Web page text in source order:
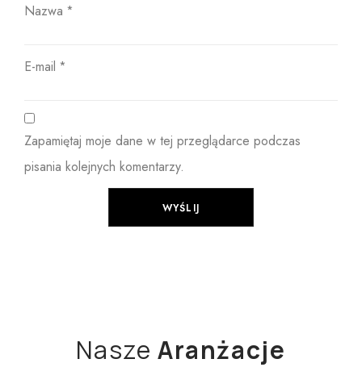
Nazwa *
E-mail *
Zapamiętaj moje dane w tej przeglądarce podczas
pisania kolejnych komentarzy.
NaszeAranżacje